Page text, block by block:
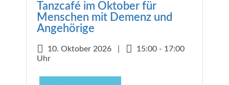
Tanzcafé im Oktober für
Menschen mit Demenz und
Angehörige
10. Oktober 2026 |
15:00 - 17:00
Uhr